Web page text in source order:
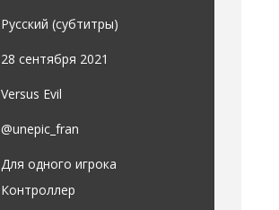
Русский (субтитры)
28 сентября 2021
Versus Evil
@unepic_fran
Для одного игрока
Контроллер